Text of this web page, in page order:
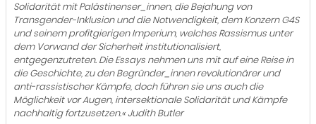
Solidarität mit Palästinenser_innen, die Bejahung von
Transgender-Inklusion und die Notwendigkeit, dem Konzern G4S
und seinem profitgierigen Imperium, welches Rassismus unter
dem Vorwand der Sicherheit institutionalisiert,
entgegenzutreten. Die Essays nehmen uns mit auf eine Reise in
die Geschichte, zu den Begründer_innen revolutionärer und
anti-rassistischer Kämpfe, doch führen sie uns auch die
Möglichkeit vor Augen, intersektionale Solidarität und Kämpfe
nachhaltig fortzusetzen.« Judith Butler